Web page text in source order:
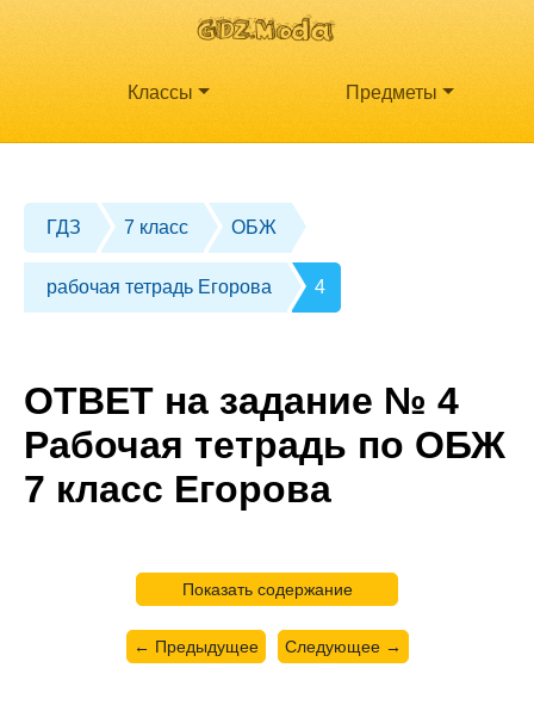
Классы Предметы
ГДЗ 7 класс ОБЖ
рабочая тетрадь Егорова 4
ОТВЕТ на задание № 4
Рабочая тетрадь по ОБЖ
7 класс Егорова
Показать содержание
← Предыдущее Следующее →